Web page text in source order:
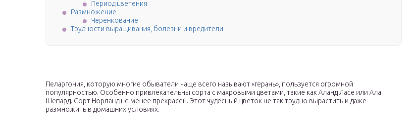
Период цветения
Размножение
Черенкование
Трудности выращивания, болезни и вредители
Пеларгония, которую многие обыватели чаще всего называют «герань», пользуется огромной
популярностью. Особенно привлекательны сорта с махровыми цветами, такие как Аланд Ласе или Ала
Шепард. Сорт Норланд не менее прекрасен. Этот чудесный цветок не так трудно вырастить и даже
размножить в домашних условиях.